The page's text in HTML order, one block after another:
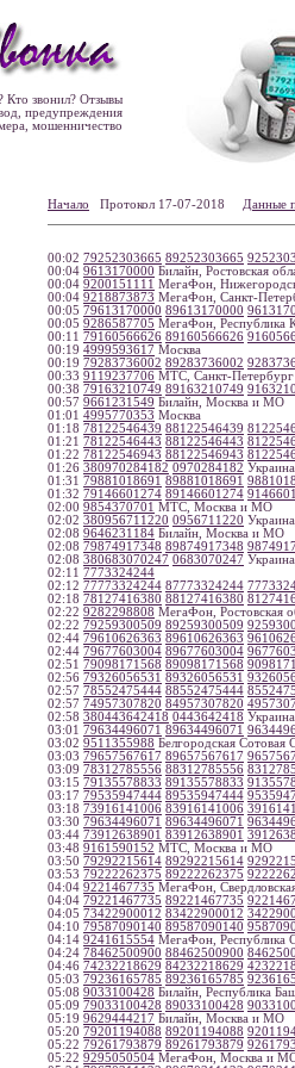
Кто звонил? Отзывы
предупреждения
мошенничество
Начало Протокол 17-07-2018 Данные
00:02 79252303665 89252303665
00:04 9613170000 Билайн, Ростовская
00:04 9200151111 МегаФон,
00:04 9218873873 МегаФон, Санкт-
00:05 79613170000 89613170000
00:05 9286587705 МегаФон, Республика
00:11 79160566626 89160566626
00:19 4999593617 Москва
00:19 79283736002 89283736002
00:33 9119237706 МТС, Санкт-
00:38 79163210749 89163210749
00:57 9661231549 Билайн, Москва и МО
01:01 4995770353 Москва
01:18 78122546439 88122546439
01:21 78122546443 88122546443
01:22 78122546943 88122546943
01:26 380970284182 0970284182
01:31 79881018691 89881018691
01:32 79146601274 89146601274
02:00 9854370701 МТС, Москва и МО
02:02 380956711220 0956711220
02:08 9646231184 Билайн, Москва и МО
02:08 79874917348 89874917348
02:08 380683070247 0683070247
02:11 7773324244
02:12 77773324244 87773324244
02:18 78127416380 88127416380
02:22 9282298808 МегаФон, Ростовская
02:22 79259300509 89259300509
02:44 79610626363 89610626363
02:44 79677603004 89677603004
02:51 79098171568 89098171568
02:56 79326056531 89326056531
02:57 78552475444 88552475444
02:57 74957307820 84957307820
02:58 380443642418 0443642418
03:01 79634496071 89634496071
03:02 9511355988 Белгородская Сотовая
03:03 79657567617 89657567617
03:09 78312785556 88312785556
03:15 79135578833 89135578833
03:17 79535947444 89535947444
03:18 73916141006 83916141006
03:30 79634496071 89634496071
03:44 73912638901 83912638901
03:48 9161590152 МТС, Москва и МО
03:50 79292215614 89292215614
03:53 79222262375 89222262375
04:04 9221467735 МегаФон,
04:04 79221467735 89221467735
04:05 73422900012 83422900012
04:10 79587090140 89587090140
04:14 9241615554 МегаФон, Республика
04:24 78462500900 88462500900
04:46 74232218629 84232218629
05:03 79236165785 89236165785
05:08 9033100428 Билайн, Республика
05:09 79033100428 89033100428
05:19 9629444217 Билайн, Москва и МО
05:20 79201194088 89201194088
05:22 79261793879 89261793879
05:22 9295050504 МегаФон, Москва и